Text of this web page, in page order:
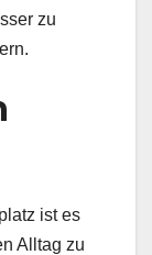
zu
ist es
Alltag zu